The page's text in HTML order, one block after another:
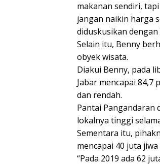
makanan sendiri,
jangan naikin harga
diduskusikan
Selain itu, Benny
obyek wisata.
Diakui Benny, pada
Jabar mencapai
dan rendah.
Pantai Pangandaran
lokalnya tinggi
Sementara itu,
mencapai 40 juta
“Pada 2019 ada 62